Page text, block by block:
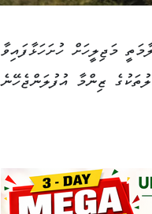
މަޖިލީހަށް ހުށަހަޅާފައިވާ
ޒިންމާ އުފުލަންޖެހޭނެ